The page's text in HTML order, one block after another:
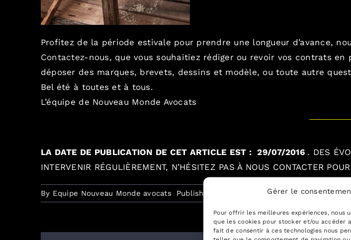
Gérer le
Pour offrir les meilleures expériences, nous
que les cookies pour stocker et/ou accéder
fait de consentir à ces technologies nous
Profitez de la période estivale pour prendre une longueur d’avance,
Contactez-nous, que vous souhaitiez rédiger ou revoir vos contrats
déposer des marques, brevets, dessins et modèle, ou toute autre
Bel été à toutes et à tous.
L’équipe de Nouveau Monde Avocats
LA DATE DE PUBLICATION DE CET ARTICLE EST : 29/07/2016 . DES
INTERVENIR RÉGULIÈREMENT, N’HÉSITEZ PAS À NOUS CONTACTER
By Equipe Nouveau Monde avocats Published On: juillet 29th, 2016 Categories: